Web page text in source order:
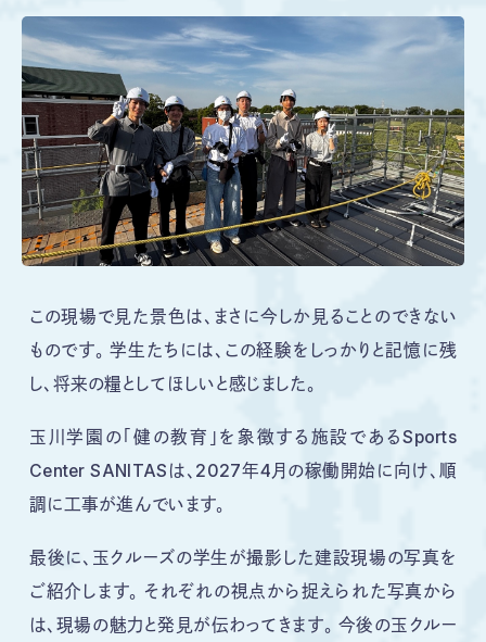
この現場で見た景色は、まさに今しか見ることのできない
ものです。 学生たちには、この経験をしっかりと記憶に残
し、将来の糧としてほしいと感じました。
玉川学園の「健の教育」を象徴する施設であるSports
Center SANITASは、2027年4月の稼働開始に向け、順
調に工事が進んでいます。
最後に、玉クルーズの学生が撮影した建設現場の写真を
ご紹介します。 それぞれの視点から捉えられた写真から
は、現場の魅力と発見が伝わってきます。 今後の玉クルー